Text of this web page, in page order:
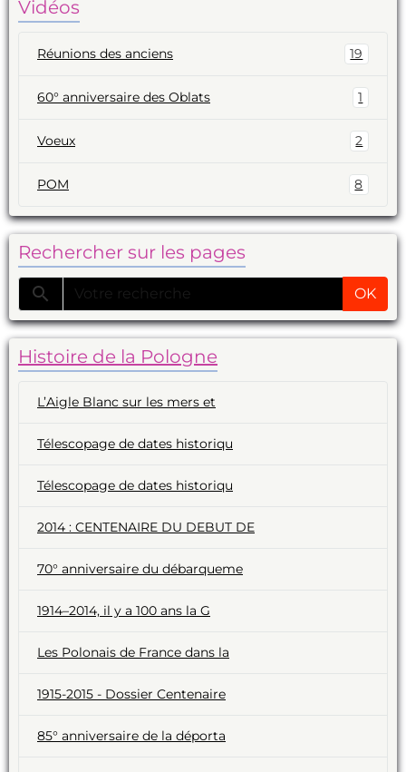
Vidéos
Réunions des anciens 19
60° anniversaire des Oblats 1
Voeux 2
POM 8
Rechercher sur les pages
OK
Histoire de la Pologne
L’Aigle Blanc sur les mers et
Télescopage de dates historiqu
Télescopage de dates historiqu
2014 : CENTENAIRE DU DEBUT DE
70° anniversaire du débarqueme
1914–2014, il y a 100 ans la G
Les Polonais de France dans la
1915-2015 - Dossier Centenaire
85° anniversaire de la déporta